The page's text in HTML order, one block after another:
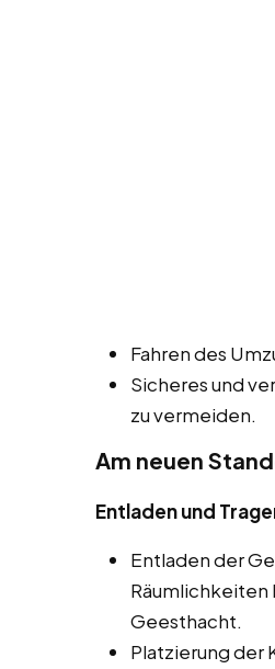
Fahren des
Sicheres und
zu vermeiden.
Am neuen
Entladen und
Entladen der
Geesthacht.
Platzierung der